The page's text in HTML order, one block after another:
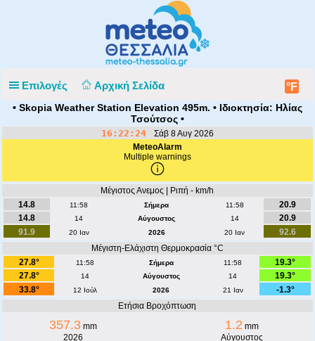
Επιλογές Αρχική Σελίδα °F
• Skopia Weather Station Elevation 495m. • Ιδιοκτησία: Ηλίας
Τσούτσος •
16:22:24
Σάβ 8 Αυγ 2026
MeteoAlarm
Multiple warnings
Μέγιστος Ανεμος | Ριπή - km/h
14.8
11:58 Σήμερα 11:58
20.9
14.8
14 Αύγουστος 14
20.9
91.9
20 Ιαν 2026 20 Ιαν
92.6
Μέγιστη-Ελάχιστη Θερμοκρασία °C
27.8°
11:58 Σήμερα 11:58
19.3°
27.8°
14 Αύγουστος 14
19.3°
33.8°
12 Ιούλ 2026 21 Ιαν
-1.3°
Ετήσια Βροχόπτωση
357.3 mm
2026
1.2 mm
Αύγουστος